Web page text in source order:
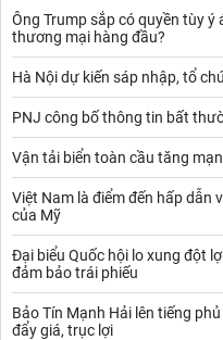
Ông Trump sắp có quyền tùy
thương mại hàng đầu?
Hà Nội dự kiến sáp nhập, tổ
PNJ công bố thông tin bất
Vận tải biển toàn cầu tăng
Việt Nam là điểm đến hấp dẫn
của Mỹ
Đại biểu Quốc hội lo xung đột
đảm bảo trái phiếu
Bảo Tín Mạnh Hải lên tiếng
đẩy giá, trục lợi